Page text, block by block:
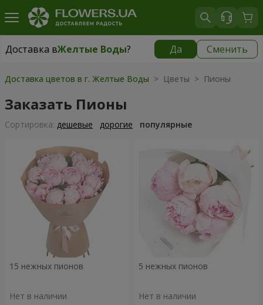
Доставка вЖелтые Воды? Да Сменить
Доставка вЖелтые Воды|
Доставка цветов в г. Желтые Воды > Цветы > Пионы
Заказать Пионы
Cортировка: дешевые дорогие популярные
15 нежных пионов
Нет в наличии
5 нежных пионов
Нет в наличии